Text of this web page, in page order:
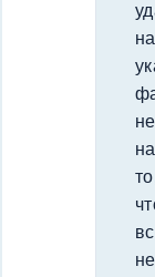
на